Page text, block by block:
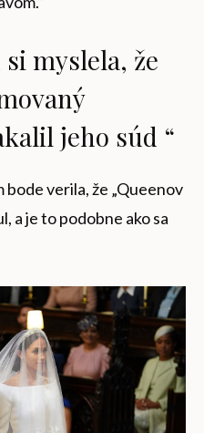
myslela, že
jeho súd “
bode verila, že „Queenov
a je to podobne ako sa